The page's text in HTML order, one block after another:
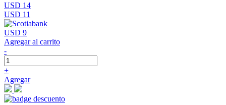
USD 14
USD 11
USD 9
Agregar al carrito
-
+
Agregar